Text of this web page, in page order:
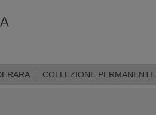
COLLEZIONE PERMANENTE